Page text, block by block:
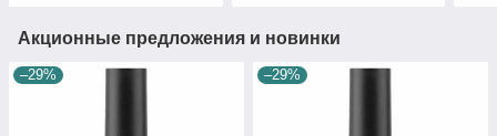
Акционные предложения и новинки
–29% –29%